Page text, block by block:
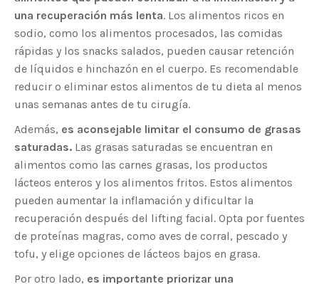
una recuperación más lenta. Los alimentos ricos en
sodio, como los alimentos procesados, las comidas
rápidas y los snacks salados, pueden causar retención
de líquidos e hinchazón en el cuerpo. Es recomendable
reducir o eliminar estos alimentos de tu dieta al menos
unas semanas antes de tu cirugía.
Además, es aconsejable limitar el consumo de grasas
saturadas. Las grasas saturadas se encuentran en
alimentos como las carnes grasas, los productos
lácteos enteros y los alimentos fritos. Estos alimentos
pueden aumentar la inflamación y dificultar la
recuperación después del lifting facial. Opta por fuentes
de proteínas magras, como aves de corral, pescado y
tofu, y elige opciones de lácteos bajos en grasa.
Por otro lado, es importante priorizar una